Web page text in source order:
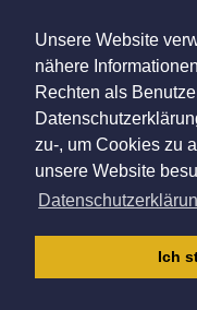
Unsere Website
nähere
Rechten als
zu-, um Cookies zu
unsere Website
Ich
Looking for
Age
Location
CHILDREN